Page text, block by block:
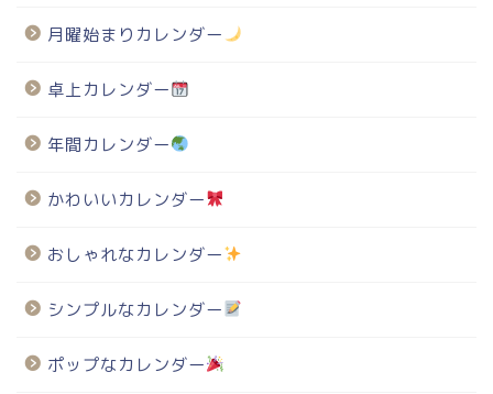
月曜始まりカレンダー
卓上カレンダー
年間カレンダー
かわいいカレンダー
おしゃれなカレンダー
シンプルなカレンダー
ポップなカレンダー